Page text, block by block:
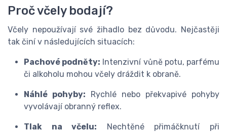
Proč včely bodají?
Včely nepoužívají své žihadlo bez důvodu. Nejčastěji
tak činí v následujících situacích:
Pachové podněty: Intenzivní vůně potu, parfému
či alkoholu mohou včely dráždit k obraně.
Náhlé pohyby: Rychlé nebo překvapivé pohyby
vyvolávají obranný reflex.
Tlak na včelu: Nechtěné přimáčknutí při